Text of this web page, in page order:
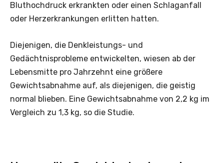
Bluthochdruck erkrankten oder einen Schlaganfall
oder Herzerkrankungen erlitten hatten.
Diejenigen, die Denkleistungs- und
Gedächtnisprobleme entwickelten, wiesen ab der
Lebensmitte pro Jahrzehnt eine größere
Gewichtsabnahme auf, als diejenigen, die geistig
normal blieben. Eine Gewichtsabnahme von 2,2 kg im
Vergleich zu 1,3 kg, so die Studie.